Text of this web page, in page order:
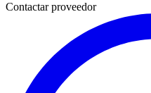
Contactar proveedor